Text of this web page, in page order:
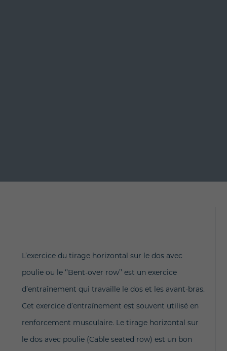
L’exercice du tirage horizontal sur le dos avec
poulie ou le ‘’Bent-over row’’ est un exercice
d’entraînement qui travaille le dos et les avant-bras.
Cet exercice d’entraînement est souvent utilisé en
renforcement musculaire. Le tirage horizontal sur
le dos avec poulie (Cable seated row) est un bon